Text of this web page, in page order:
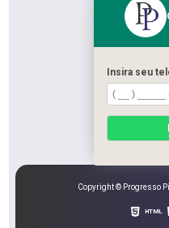
Copyright © Progresso
HTML
Insira seu